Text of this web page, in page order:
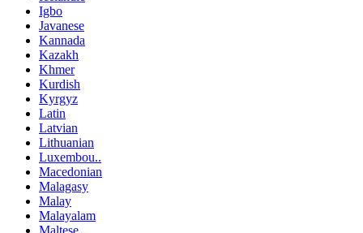
Igbo
Javanese
Kannada
Kazakh
Khmer
Kurdish
Kyrgyz
Latin
Latvian
Lithuanian
Luxembou..
Macedonian
Malagasy
Malay
Malayalam
Maltese